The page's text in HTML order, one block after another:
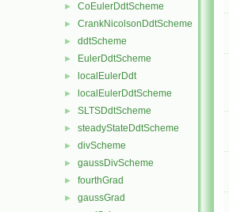
► CoEulerDdtScheme
► CrankNicolsonDdtScheme
► ddtScheme
► EulerDdtScheme
► localEulerDdt
► localEulerDdtScheme
► SLTSDdtScheme
► steadyStateDdtScheme
► divScheme
► gaussDivScheme
► fourthGrad
► gaussGrad